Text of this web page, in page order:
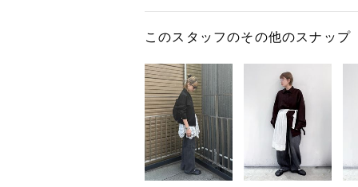
このスタッフのその他のスナップ